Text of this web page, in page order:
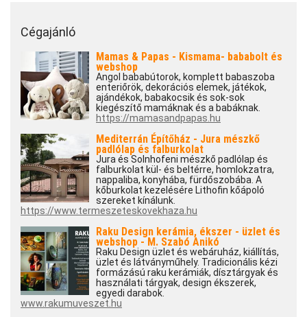
Cégajánló
Mamas & Papas - Kismama- bababolt és
webshop
Angol bababútorok, komplett babaszoba
enteriőrök, dekorációs elemek, játékok,
ajándékok, babakocsik és sok-sok
kiegészítő mamáknak és a babáknak.
https://mamasandpapas.hu
Mediterrán Építőház - Jura mészkő
padlólap és falburkolat
Jura és Solnhofeni mészkő padlólap és
falburkolat kül- és beltérre, homlokzatra,
nappaliba, konyhába, fürdőszobába. A
kőburkolat kezelésére Lithofin kőápoló
szereket kínálunk.
https://www.termeszeteskovekhaza.hu
Raku Design kerámia, ékszer - üzlet és
webshop - M. Szabó Anikó
Raku Design üzlet és webáruház, kiállítás,
üzlet és látványműhely. Tradicionális kézi
formázású raku kerámiák, dísztárgyak és
használati tárgyak, design ékszerek,
egyedi darabok.
www.rakumuveszet.hu